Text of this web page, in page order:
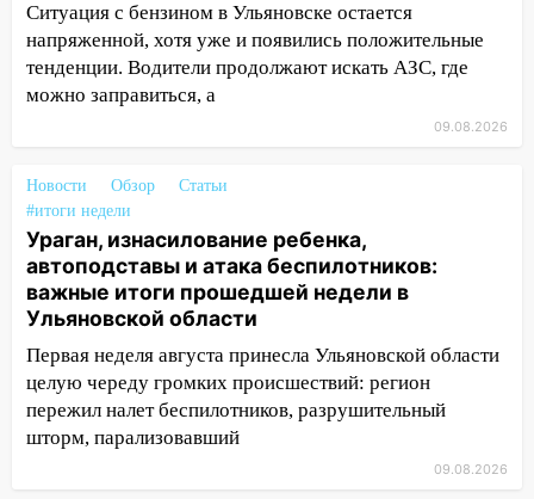
07:30
Евро-3 вместо Евро-5: что
означают классы бензина и можно ли
заливать «старое» топливо в
современные автомобили
области днем 9 августа
05:05 День, когда всё может
измениться: гороскоп на 9 августа —
три знака получат шанс, который нельзя
упустить
20:10 Во время урагана в Ульяновске на
Волге перевернулась лодка
19:55 В Ульяновске упавшее дерево
заблокировало в машине двух женщин
Ситуация с бензином в Ульяновске остается
напряженной, хотя уже и появились положительные
тенденции. Водители продолжают искать АЗС, где
можно заправиться, а
09.08.2026
Новости Обзор
Статьи
#итоги недели
Ураган, изнасилование ребенка,
автоподставы и атака беспилотников:
важные итоги прошедшей недели в
Ульяновской области
Первая неделя августа принесла Ульяновской области
целую череду громких происшествий: регион
пережил налет беспилотников, разрушительный
шторм, парализовавший
09.08.2026